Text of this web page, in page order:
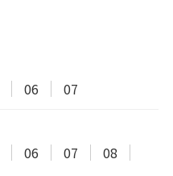
06 07
06 07
08